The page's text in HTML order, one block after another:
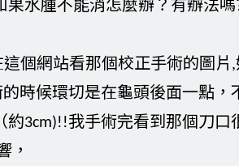
果水腫不能消怎麼辦？有辦法
個網站看那個校正手術的圖
時候環切是在龜頭後面一點，
約3cm)!!我手術完看到那個刀
，